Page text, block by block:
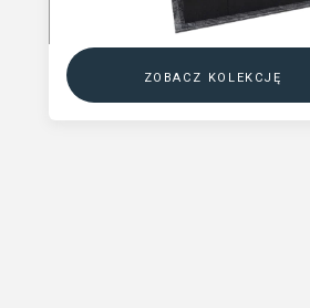
e
:
zobacz kolekcję